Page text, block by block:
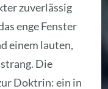
zuverlässig
enge Fenster
einem lauten,
Die
Doktrin: ein in